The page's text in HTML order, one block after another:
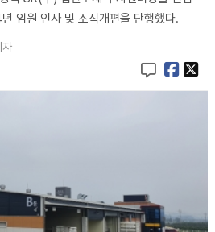
임원 인사 및 조직개편을 단행했다.
자